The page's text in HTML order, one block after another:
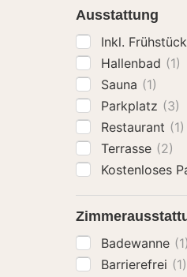
Ausstattung
Inkl. Frühstück
Hallenbad (1)
Sauna (1)
Parkplatz (3)
Restaurant (1)
Terrasse (2)
Kostenloses
Badewanne (1)
Barrierefrei (1)